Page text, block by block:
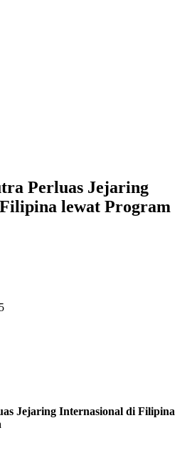
Perluas Jejaring
lewat Program
Jejaring Internasional di Filipina